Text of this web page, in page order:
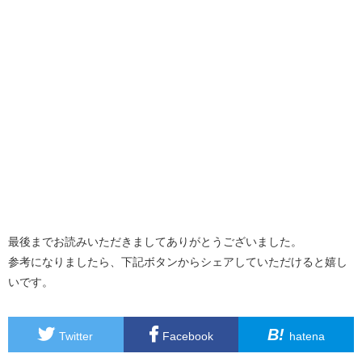
最後までお読みいただきましてありがとうございました。
参考になりましたら、下記ボタンからシェアしていただけると嬉し
いです。
Twitter Facebook B! hatena